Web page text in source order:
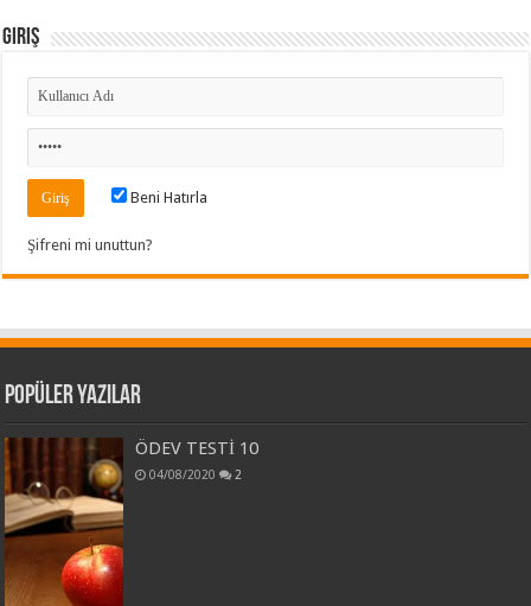
Giriş
Beni Hatırla
Şifreni mi unuttun?
Popüler Yazılar
ÖDEV TESTİ 10
04/08/2020 2